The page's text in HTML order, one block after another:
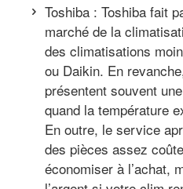
Toshiba : Toshiba fait
marché de la
des climatisations
ou Daikin. En
présentent souvent
quand la température
En outre, le service
des pièces assez
économiser à l’achat,